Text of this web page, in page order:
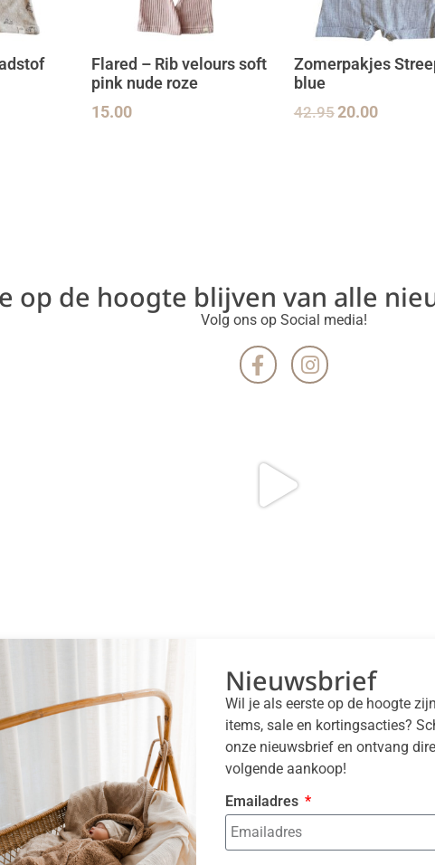
Flared – Rib velours soft
pink nude roze
15.00
Zomerpakjes
blue
42.9520.00
op de hoogte blijven van alle
Volg ons op Social media!
Nieuwsbrief
Wil je als eerste op de hoogte
items, sale en kortingsacties?
onze nieuwsbrief en ontvang
volgende aankoop!
Emailadres